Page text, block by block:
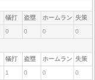
犠打 盗塁 ホームラン 失策
0 0 0 0
犠打 盗塁 ホームラン 失策
1 0 0 0